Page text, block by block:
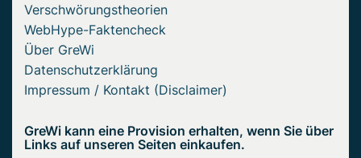
Verschwörungstheorien
WebHype-Faktencheck
Über GreWi
Datenschutzerklärung
Impressum / Kontakt (Disclaimer)
GreWi kann eine Provision erhalten, wenn Sie über
Links auf unseren Seiten einkaufen.